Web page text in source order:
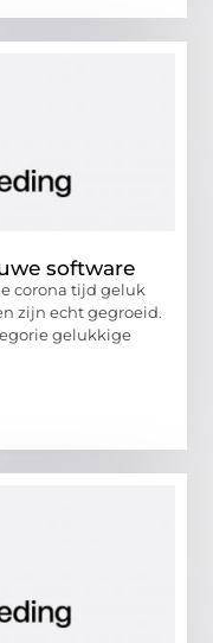
software
corona tijd geluk
zijn echt gegroeid.
gelukkige